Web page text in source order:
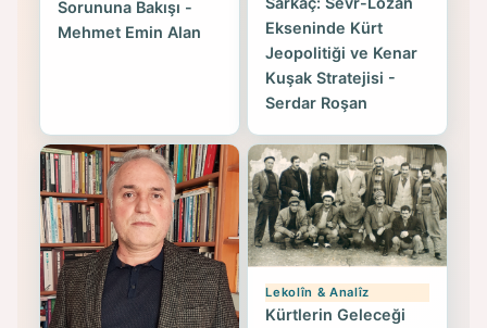
Sorununa Bakışı -
Mehmet Emin Alan
Ekseninde Kürt
Jeopolitiği ve Kenar
Kuşak Stratejisi -
Serdar Roşan
Lekolîn & Analîz
Kürtlerin Geleceği